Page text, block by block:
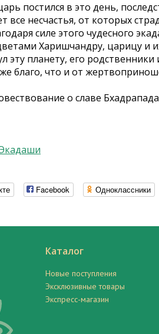
постился в это день,
все несчастья, от которых
силе этого чудесного
Харишчандру, царицу и
эту планету, его
благо, что и от
о славе
Facebook Одноклассники
Каталог
Новые поступления
Эксклюзивные товары
Экспресс-магазин